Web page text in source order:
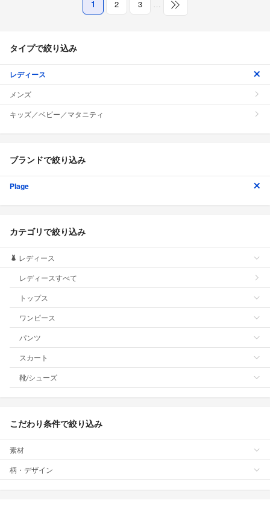
1 2 3 …
タイプで絞り込み
レディース
メンズ
キッズ／ベビー／マタニティ
ブランドで絞り込み
Plage
カテゴリで絞り込み
レディース
レディースすべて
トップス
ワンピース
パンツ
スカート
靴/シューズ
こだわり条件で絞り込み
素材
柄・デザイン